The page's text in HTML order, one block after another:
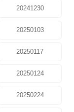
20241230
20250103
20250117
20250124
20250224